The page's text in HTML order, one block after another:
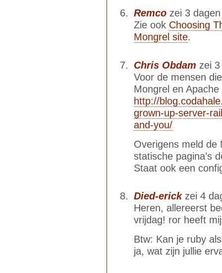
Remco zei 3
Zie ook Choosing
Mongrel site.
Chris Obdam zei
Voor de mensen
Mongrel en
http://
grown-up-server-
and-you/
Overigens meld de
statische pagina’s
Staat ook een
Died-erick zei 4
Heren, allereerst
vrijdag! ror heeft
Btw: Kan je ruby
ja, wat zijn jullie